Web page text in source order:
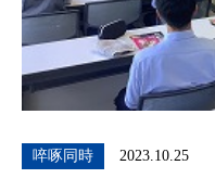
啐啄同時 2023.10.25